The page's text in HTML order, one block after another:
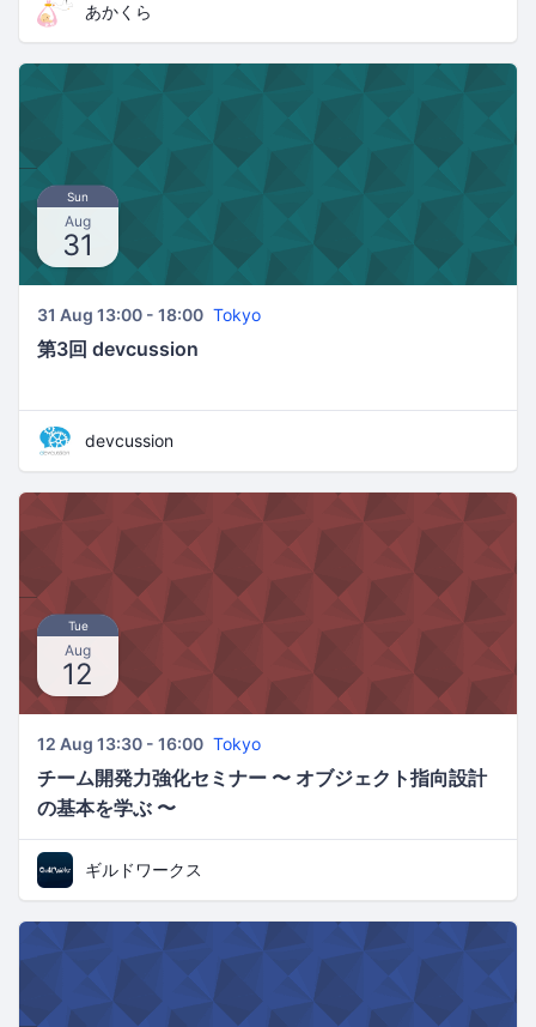
あかくら
Sun
Aug
31
31 Aug 13:00 - 18:00 Tokyo
第3回 devcussion
devcussion
Tue
Aug
12
12 Aug 13:30 - 16:00 Tokyo
チーム開発力強化セミナー 〜 オブジェクト指向設計
の基本を学ぶ 〜
ギルドワークス